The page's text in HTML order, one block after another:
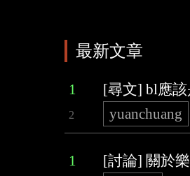
最新文章
1 [尋文] bl應
2 yuanchuang
1 [討論] 關於